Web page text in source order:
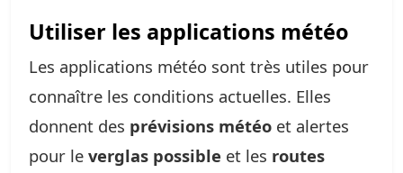
Utiliser les applications météo
Les applications météo sont très utiles pour
connaître les conditions actuelles. Elles
donnent des prévisions météo et alertes
pour le verglas possible et les routes